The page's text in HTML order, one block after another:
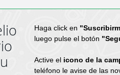
Haga click en
luego pulse el botón
Active el icono de la
teléfono le avise de las